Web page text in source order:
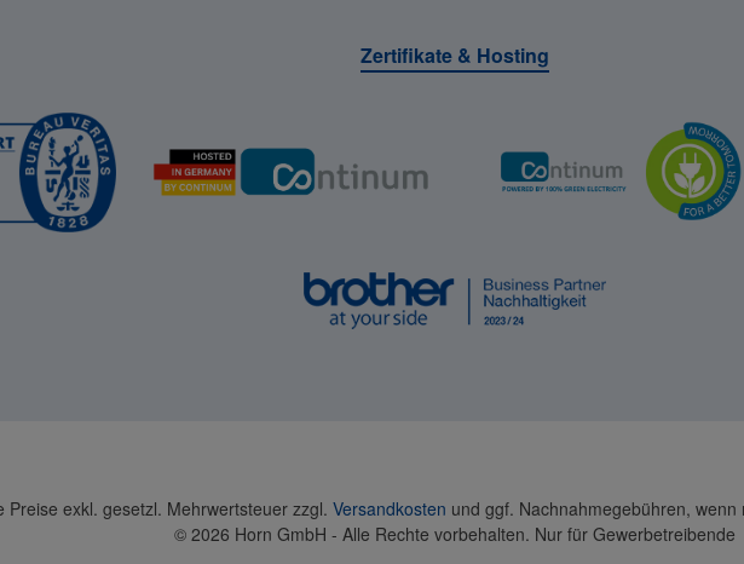
Zertifikate & Hosting
Preise exkl. gesetzl. Mehrwertsteuer zzgl. Versandkosten und ggf. Nachnahmegebühren,
© 2026 Horn GmbH - Alle Rechte vorbehalten. Nur für Gewerbetreibende